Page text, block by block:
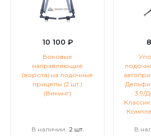
10 100 ₽
Боковые
направляющие
(ворота) на лодочные
прицепы (2 шт.)
(Викинг)
В наличии 2 шт.
3,9/
В